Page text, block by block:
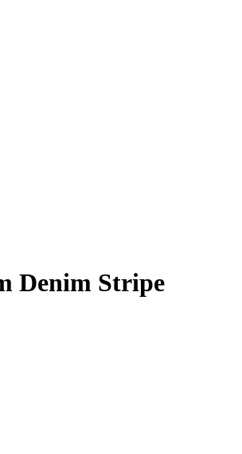
Denim Stripe